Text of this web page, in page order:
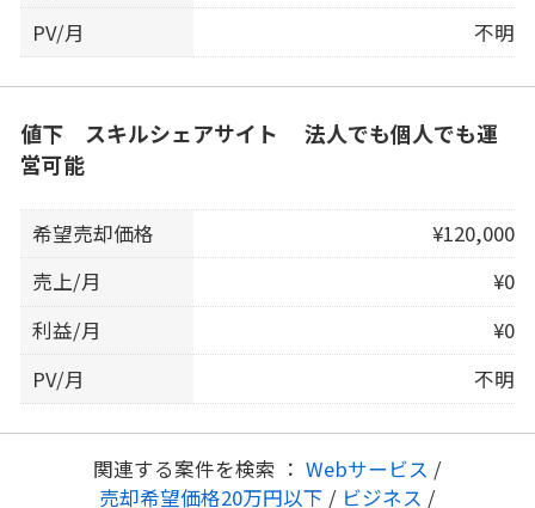
PV/月 不明
値下 スキルシェアサイト 法人でも個人でも運
営可能
希望売却価格
¥120,000
売上/月
¥0
利益/月
¥0
PV/月
不明
関連する案件を検索 ： Webサービス /
売却希望価格20万円以下 / ビジネス /